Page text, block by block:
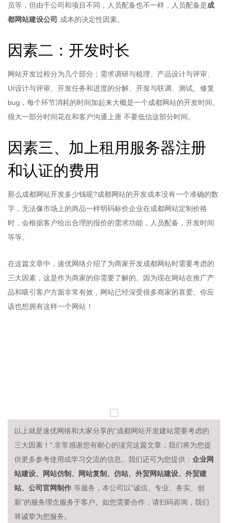
员等，但由于公司和项目不同，人员配备也不一样，人员配备是成
都网站建设公司 成本的决定性因素。
因素二：开发时长
网站开发过程分为几个部分：需求调研与梳理、产品设计与评审、
UI设计与评审、开发任务和进度的分解、开发与联调、测试、修复
bug，每个环节消耗的时间加起来大概是一个成都网站的开发时间。
很大一部分时间花在和客户沟通上唐 不要低估这部分时间。
因素三、加上租用服务器注册
和认证的费用
那么成都网站开发多少钱呢?成都网站的开发成本没有一个准确的数
字，无法像市场上的商品一样明码标价企业在成都网站定制价格
时，会根据客户给出合理的报价的需求功能，人员配备，开发时间
等等。
在这篇文章中，速优网络介绍了为商家开发成都网站时需要考虑的
三大因素，这是作为商家的你需要了解的。因为现在网站在推广产
品和吸引客户方面非常有效，网站已经深受很多商家的喜爱。你应
该也想拥有这样一个网站！
以上就是速优网络和大家分享的"成都网站开发建站需要考虑的
三大因素！",非常感谢您有耐心的读完这篇文章，我们将为您提
供更多参考使用或学习交流的信息。我们还可为您提供： 企业网
站建设、网站仿制、网站复制、仿站、外贸网站建设、外贸建
站、公司官网制作 等服务，本公司以“诚信、专业、务实、创
新”的服务理念服务于客户。如您需要合作，请扫码咨询，我们
将诚挚为您服务。